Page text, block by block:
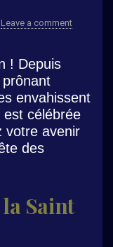
Leave a comment
! Depuis
envahissent
est célébrée
votre avenir
des
Saint